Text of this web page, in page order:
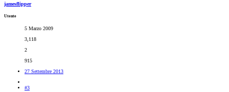
jamesflipper
Utente
5 Marzo 2009
3,118
2
915
27 Settembre 2013
#3